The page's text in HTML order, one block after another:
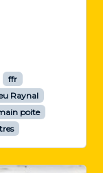
ffr
Raynal
poite